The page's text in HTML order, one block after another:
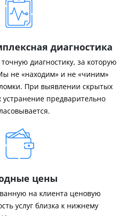
диагностика
диагностику, за которую
не «находим» и не «чиним»
При выявлении скрытых
устранение предварительно
цены
на клиента ценовую
услуг близка к нижнему